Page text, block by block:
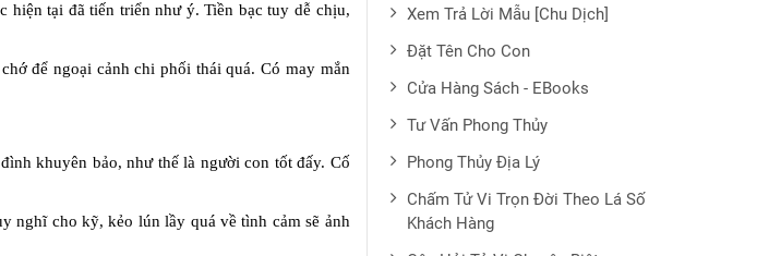
tại đã tiến triển như ý. Tiền bạc tuy dễ chịu,
để ngoại cảnh chi phối thái quá. Có may mắn
khuyên bảo, như thế là người con tốt đấy. Cố
nghĩ cho kỹ, kẻo lún lầy quá về tình cảm sẽ ảnh
Xem Trả Lời Mẫu [Chu Dịch]
Đặt Tên Cho Con
Cửa Hàng Sách - EBooks
Tư Vấn Phong Thủy
Phong Thủy Địa Lý
Chấm Tử Vi Trọn Đời Theo Lá Số
Khách Hàng